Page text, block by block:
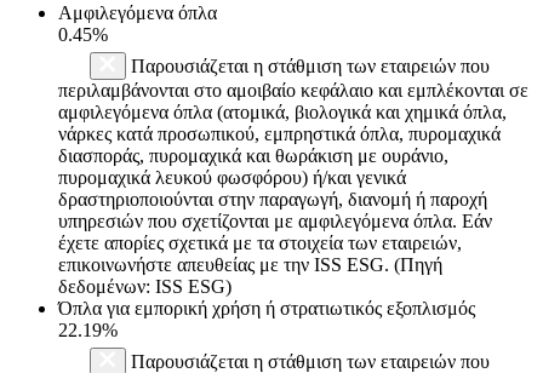
Αμφιλεγόμενα όπλα
0.45%
Παρουσιάζεται η στάθμιση των εταιρειών που
περιλαμβάνονται στο αμοιβαίο κεφάλαιο και εμπλέκονται σε
αμφιλεγόμενα όπλα (ατομικά, βιολογικά και χημικά όπλα,
νάρκες κατά προσωπικού, εμπρηστικά όπλα, πυρομαχικά
διασποράς, πυρομαχικά και θωράκιση με ουράνιο,
πυρομαχικά λευκού φωσφόρου) ή/και γενικά
δραστηριοποιούνται στην παραγωγή, διανομή ή παροχή
υπηρεσιών που σχετίζονται με αμφιλεγόμενα όπλα. Εάν
έχετε απορίες σχετικά με τα στοιχεία των εταιρειών,
επικοινωνήστε απευθείας με την ISS ESG. (Πηγή
δεδομένων: ISS ESG)
Όπλα για εμπορική χρήση ή στρατιωτικός εξοπλισμός
22.19%
Παρουσιάζεται η στάθμιση των εταιρειών που